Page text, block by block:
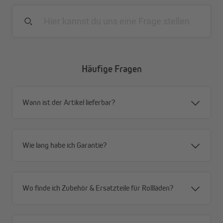
Häufige Fragen
Wann ist der Artikel lieferbar?
Wie lang habe ich Garantie?
Wo finde ich Zubehör & Ersatzteile für Rollläden?